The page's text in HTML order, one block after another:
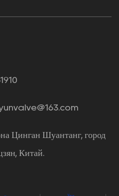
Цинган Шуантанг, город
Китай.